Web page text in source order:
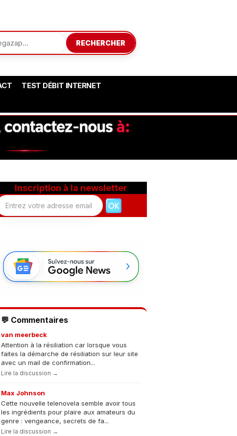
RECHERCHER
TEST DÉBIT INTERNET
Inscription à la newsletter
💬 Commentaires
van meerbeck
Attention à la résiliation car lorsque vous
faites la démarche de résiliation sur leur site
avec un mail de confirmation...
Lire la discussion →
Max Johnson
Cette nouvelle telenovela semble avoir tous
les ingrédients pour plaire aux amateurs du
genre : vengeance, secrets de fa...
Lire la discussion →